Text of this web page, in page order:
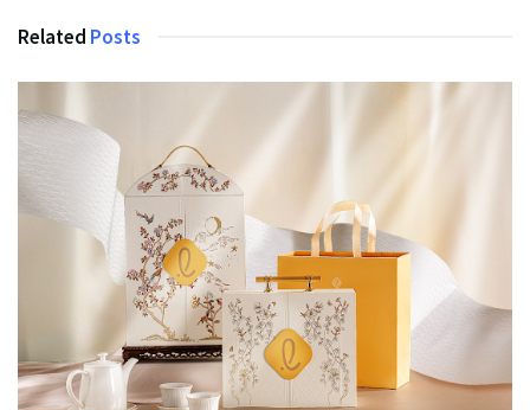
Related Posts